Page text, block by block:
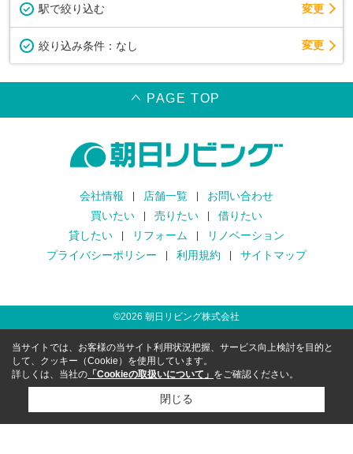
駅で絞り込む 変更
絞り込み条件： なし 変更
PAGE TOP
会社情報 店舗一覧
お問い合わせ
買いたい
売りたい
借りたい
貸したい
リフォーム
リノベーション
プライバシーポリシー
利用規約 サイトマップ
©2026 朝日リビング株式会社
当サイトでは、お客様の当サイト利用状況把握、サービス向上検討を目的と
して、クッキー（Cookie）を使用しています。
詳しくは、当社の 「Cookieの取扱いについて」 をご確認ください。
閉じる